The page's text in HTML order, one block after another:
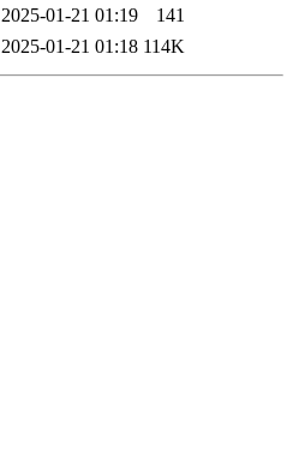
2025-01-21 01:19
141
2025-01-21 01:18 114K